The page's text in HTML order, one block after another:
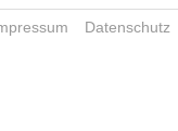
Datenschutz